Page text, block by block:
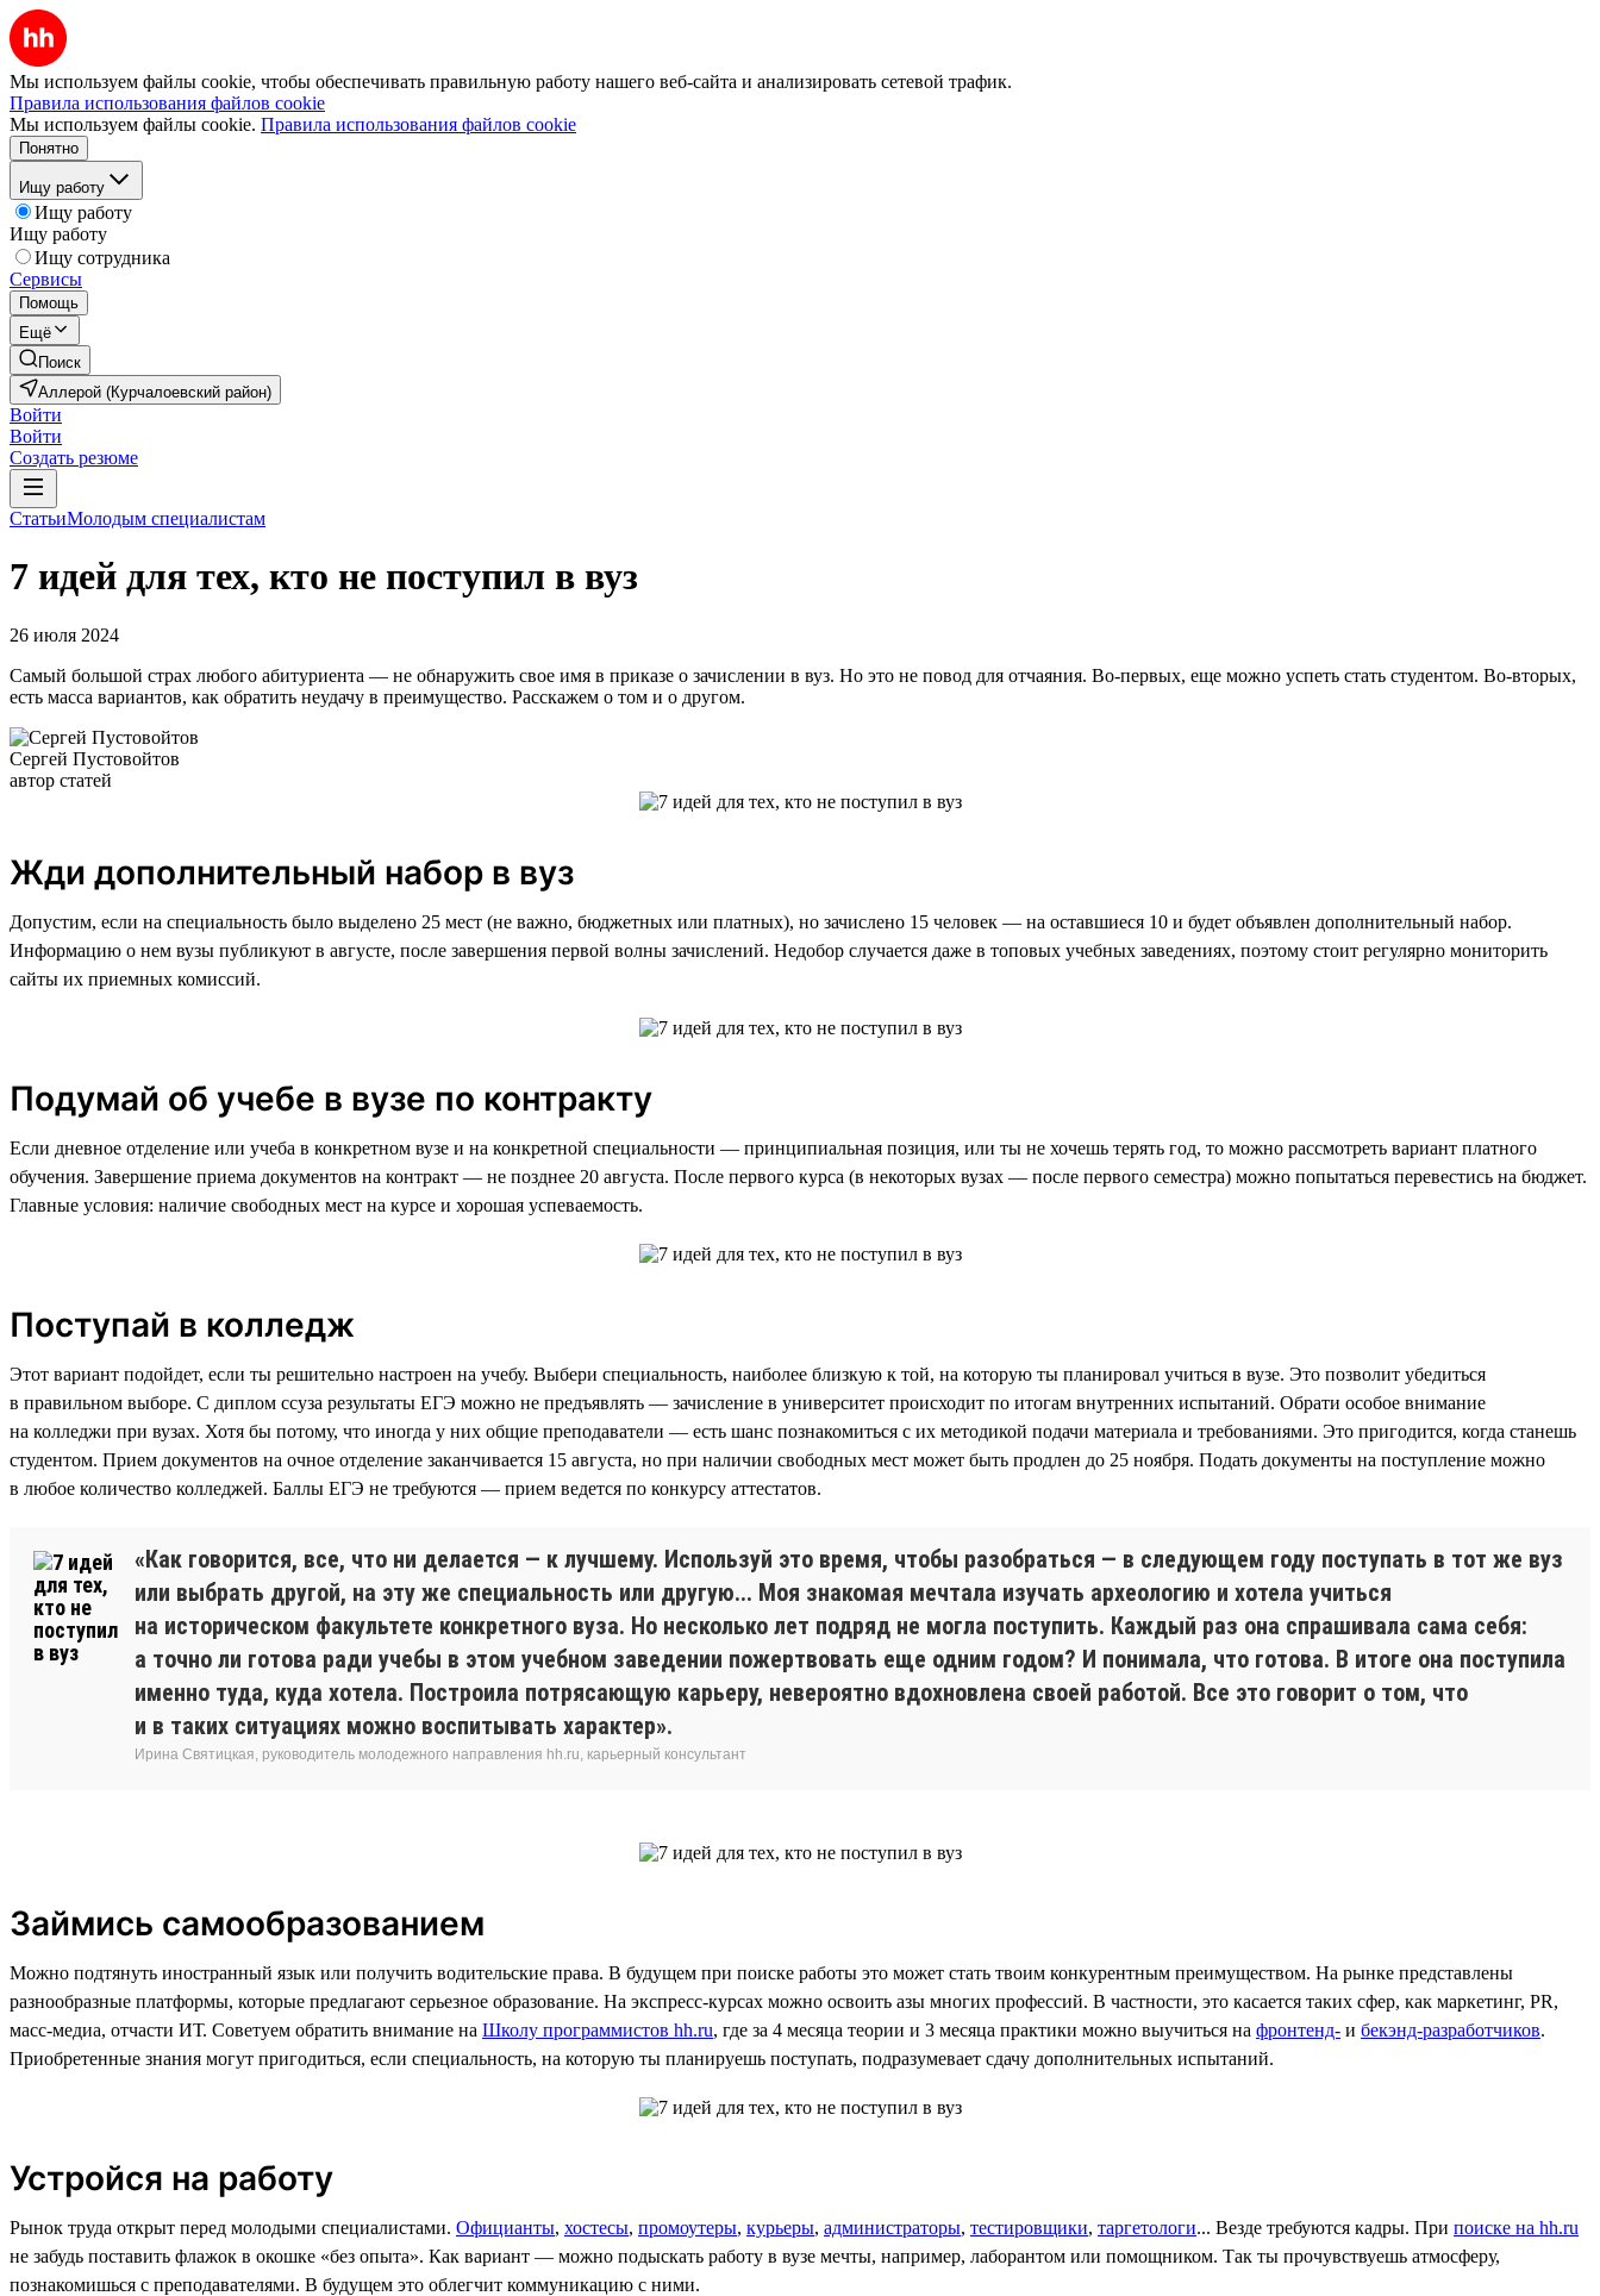
Мы используем файлы cookie, чтобы обеспечивать правильную работу нашего веб-сайта и анализировать сетевой трафик.
Правила использования файлов cookie
Мы используем файлы cookie. Правила использования файлов cookie
Понятно
Ищу работу
Ищу работу
Ищу работу
Ищу сотрудника
Сервисы
Помощь
Ещё
Поиск
Аллерой (Курчалоевский район)
Войти
Войти
Создать резюме
СтатьиМолодым специалистам
7 идей для тех, кто не поступил в вуз
26 июля 2024
Самый большой страх любого абитуриента — не обнаружить свое имя в приказе о зачислении в вуз. Но это не повод для отчаяния. Во-первых, еще можно успеть стать студентом. Во-вторых,
есть масса вариантов, как обратить неудачу в преимущество. Расскажем о том и о другом.
Сергей Пустовойтов
автор статей
Жди дополнительный набор в вуз
Допустим, если на специальность было выделено 25 мест (не важно, бюджетных или платных), но зачислено 15 человек — на оставшиеся 10 и будет объявлен дополнительный набор.
Информацию о нем вузы публикуют в августе, после завершения первой волны зачислений. Недобор случается даже в топовых учебных заведениях, поэтому стоит регулярно мониторить
сайты их приемных комиссий.
Подумай об учебе в вузе по контракту
Если дневное отделение или учеба в конкретном вузе и на конкретной специальности — принципиальная позиция, или ты не хочешь терять год, то можно рассмотреть вариант платного
обучения. Завершение приема документов на контракт — не позднее 20 августа. После первого курса (в некоторых вузах — после первого семестра) можно попытаться перевестись на бюджет.
Главные условия: наличие свободных мест на курсе и хорошая успеваемость.
Поступай в колледж
Этот вариант подойдет, если ты решительно настроен на учебу. Выбери специальность, наиболее близкую к той, на которую ты планировал учиться в вузе. Это позволит убедиться
в правильном выборе. С диплом ссуза результаты ЕГЭ можно не предъявлять — зачисление в университет происходит по итогам внутренних испытаний. Обрати особое внимание
на колледжи при вузах. Хотя бы потому, что иногда у них общие преподаватели — есть шанс познакомиться с их методикой подачи материала и требованиями. Это пригодится, когда станешь
студентом. Прием документов на очное отделение заканчивается 15 августа, но при наличии свободных мест может быть продлен до 25 ноября. Подать документы на поступление можно
в любое количество колледжей. Баллы ЕГЭ не требуются — прием ведется по конкурсу аттестатов.
«Как говорится, все, что ни делается — к лучшему. Используй это время, чтобы разобраться — в следующем году поступать в тот же вуз
или выбрать другой, на эту же специальность или другую... Моя знакомая мечтала изучать археологию и хотела учиться
на историческом факультете конкретного вуза. Но несколько лет подряд не могла поступить. Каждый раз она спрашивала сама себя:
а точно ли готова ради учебы в этом учебном заведении пожертвовать еще одним годом? И понимала, что готова. В итоге она поступила
именно туда, куда хотела. Построила потрясающую карьеру, невероятно вдохновлена своей работой. Все это говорит о том, что
и в таких ситуациях можно воспитывать характер».
Ирина Святицкая, руководитель молодежного направления hh.ru, карьерный консультант
Займись самообразованием
Можно подтянуть иностранный язык или получить водительские права. В будущем при поиске работы это может стать твоим конкурентным преимуществом. На рынке представлены
разнообразные платформы, которые предлагают серьезное образование. На экспресс-курсах можно освоить азы многих профессий. В частности, это касается таких сфер, как маркетинг, PR,
масс-медиа, отчасти ИТ. Советуем обратить внимание на Школу программистов hh.ru, где за 4 месяца теории и 3 месяца практики можно выучиться на фронтенд- и бекэнд-разработчиков.
Приобретенные знания могут пригодиться, если специальность, на которую ты планируешь поступать, подразумевает сдачу дополнительных испытаний.
Устройся на работу
Рынок труда открыт перед молодыми специалистами. Официанты, хостесы, промоутеры, курьеры, администраторы, тестировщики, таргетологи... Везде требуются кадры. При поиске на hh.ru
не забудь поставить флажок в окошке «без опыта». Как вариант — можно подыскать работу в вузе мечты, например, лаборантом или помощником. Так ты прочувствуешь атмосферу,
познакомишься с преподавателями. В будущем это облегчит коммуникацию с ними.